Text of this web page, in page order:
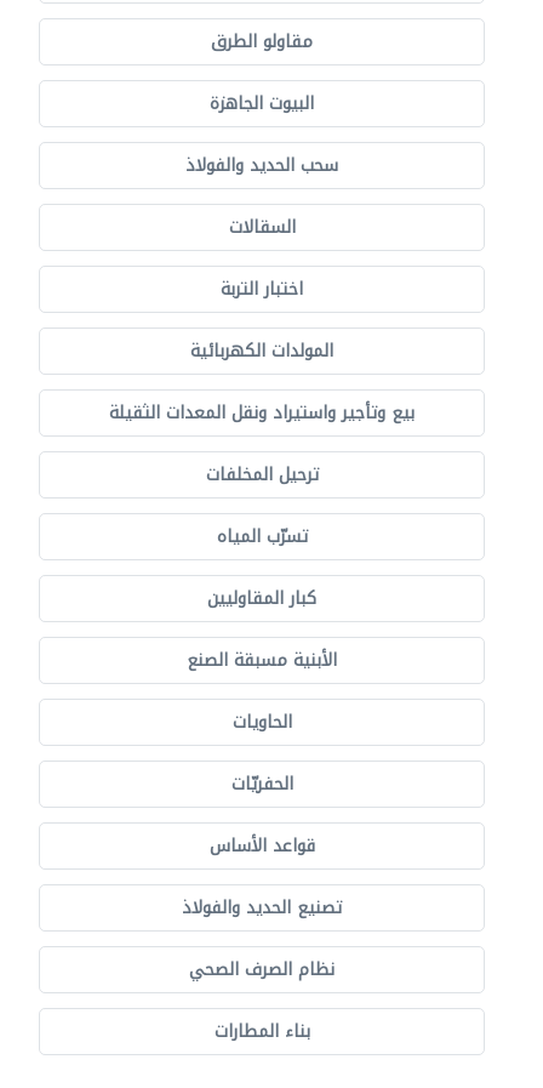
مقاولو الطرق
البيوت الجاهزة
سحب الحديد والفولاذ
السقالات
اختبار التربة
المولدات الكهربائية
بيع وتأجير واستيراد ونقل المعدات الثقيلة
ترحيل المخلفات
تسرّب المياه
كبار المقاوليين
الأبنية مسبقة الصنع
الحاويات
الحفريّات
قواعد الأساس
تصنيع الحديد والفولاذ
نظام الصرف الصحي
بناء المطارات